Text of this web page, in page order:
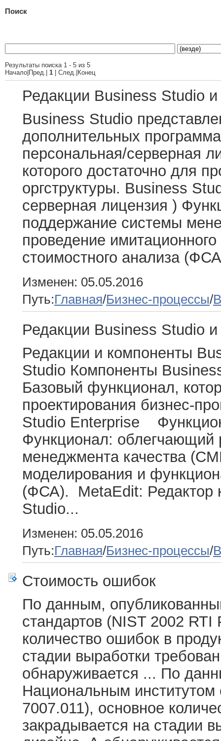
Поиск
Результаты поиска 1 - 5 из 5
Начало|Пред.| 1 | След.|Конец
Редакции Business Studio
Business Studio
дополнительных
персональная/серверная
которого достаточно для
оргструктуры. Business
серверная лицензия )
поддержание системы
проведение
стоимостного анализа
Изменен: 05.05.2016
Путь:Главная/Бизнес-процессы/
Редакции Business Studio
Редакции и компоненты
Studio Компоненты
Базовый функционал,
проектирования бизнес-
Studio Enterprise
Функционал: облегчающий
менеджмента качества
моделирования и
(ФСА). MetaEdit: Редактор
Studio...
Изменен: 05.05.2016
Путь:Главная/Бизнес-процессы/
Стоимость ошибок
По данным,
стандартов (NIST 2002
количество ошибок в
стадии выработки
обнаруживается ... По
Национальным институтом
7007.011), основное
закрадывается на стадии